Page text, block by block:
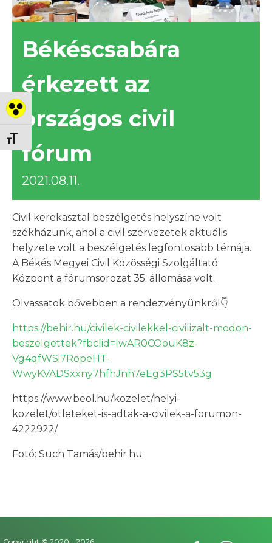
Nagy kontraszt váltása
Betűméret váltása
Békéscsabára
érkezett az
országos civil
fórum
2021.08.11.
Civil kerekasztal beszélgetés helyszíne volt
székházunk, ahol a civil szervezetek aktuális
helyzete volt a beszélgetés legfontosabb témája.
A Békés Megyei Civil Közösségi Szolgáltató
Központ a fórumsorozat 35. állomása volt.
Olvassatok bővebben a rendezvényünkről👇
https://behir.hu/civilek-civilekkel-civilizalt-modon-
beszelgettek?fbclid=IwAR0COouK8z-
Vg4qfWSi7RopeHT-
WwyKVADSxxny7hfhJnh7eEg3PS5tv53g
https://www.beol.hu/kozelet/helyi-
kozelet/otleteket-is-adtak-a-civilek-a-forumon-
4222922/
Fotó: Such Tamás/behir.hu